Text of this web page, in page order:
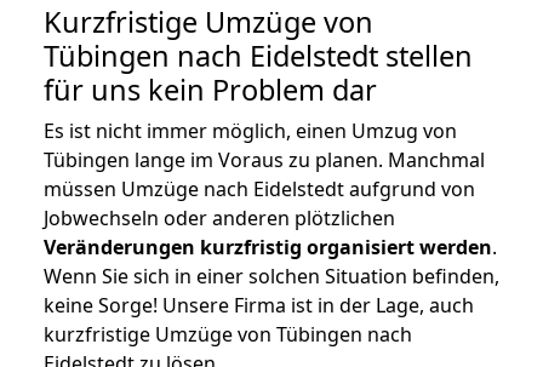
Kurzfristige Umzüge von
Tübingen nach Eidelstedt stellen
für uns kein Problem dar
Es ist nicht immer möglich, einen Umzug von
Tübingen lange im Voraus zu planen. Manchmal
müssen Umzüge nach Eidelstedt aufgrund von
Jobwechseln oder anderen plötzlichen
Veränderungen kurzfristig organisiert werden.
Wenn Sie sich in einer solchen Situation befinden,
keine Sorge! Unsere Firma ist in der Lage, auch
kurzfristige Umzüge von Tübingen nach